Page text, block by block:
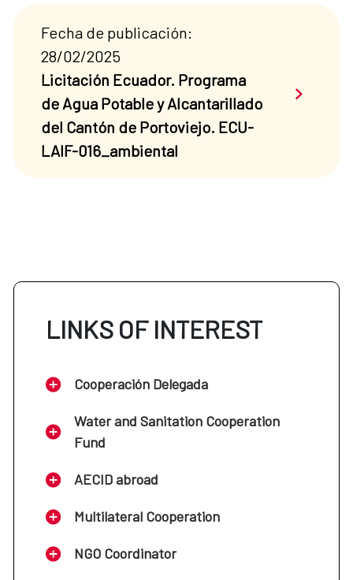
Fecha de publicación:
28/02/2025
Licitación Ecuador. Programa
de Agua Potable y Alcantarillado
del Cantón de Portoviejo. ECU-
LAIF-016_ambiental
Saber
LINKS OF INTEREST
Cooperación Delegada
Water and Sanitation Cooperation
Fund
AECID abroad
Multilateral Cooperation
NGO Coordinator